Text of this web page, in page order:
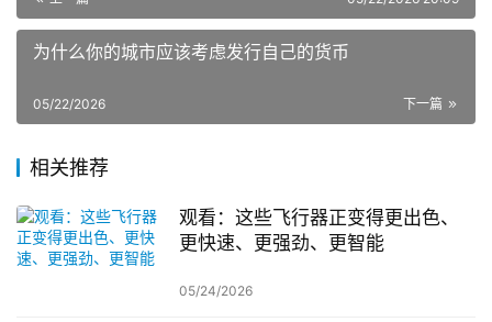
为什么你的城市应该考虑发行自己的货币
下一篇
05/22/2026
相关推荐
观看：这些飞行器正变得更出色、
更快速、更强劲、更智能
05/24/2026